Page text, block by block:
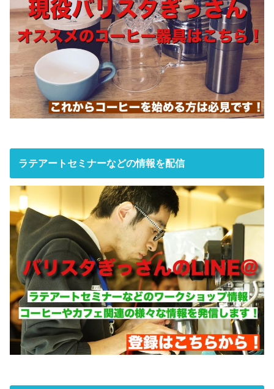
ラテアートセミナーなどの情報を配信